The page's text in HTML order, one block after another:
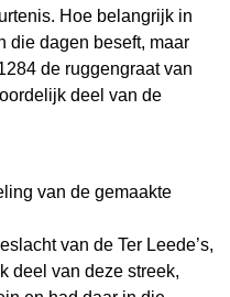
Hoe belangrijk in
die dagen beseft, maar
de ruggengraat van
deel van de
van de gemaakte
van de Ter Leede’s,
deel van deze streek,